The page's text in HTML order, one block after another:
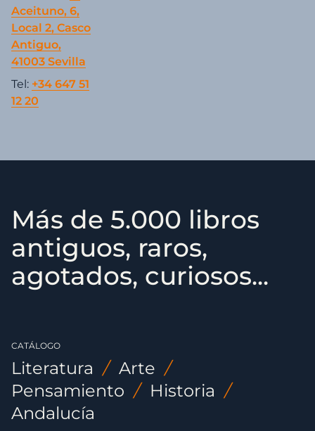
Aceituno, 6,
Local 2, Casco
Antiguo,
41003 Sevilla
Tel: +34 647 51
12 20
Más de 5.000 libros
antiguos, raros,
agotados, curiosos...
CATÁLOGO
Literatura / Arte /
Pensamiento / Historia /
Andalucía